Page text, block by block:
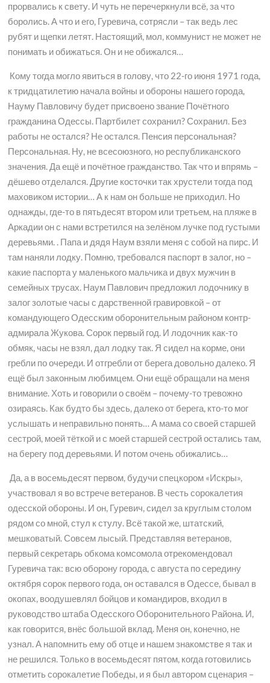
прорвались к свету. И чуть не перечеркнули всё, за что
боролись. А что и его, Гуревича, сотрясли – так ведь лес
рубят и щепки летят. Настоящий, мол, коммунист не может не
понимать и обижаться. Он и не обижался…
Кому тогда могло явиться в голову, что 22-го июня 1971 года,
к тридцатилетию начала войны и обороны нашего города,
Науму Павловичу будет присвоено звание Почётного
гражданина Одессы. Партбилет сохранил? Сохранил. Без
работы не остался? Не остался. Пенсия персональная?
Персональная. Ну, не всесоюзного, но республиканского
значения. Да ещё и почётное гражданство. Так что и впрямь –
дёшево отделался. Другие косточки так хрустели тогда под
маховиком истории… А к нам он больше не приходил. Но
однажды, где-то в пятьдесят втором или третьем, на пляже в
Аркадии он с нами встретился на зелёном лучке под густыми
деревьями. . Папа и дядя Наум взяли меня с собой на пирс. И
там наняли лодку. Помню, требовался паспорт в залог, но –
какие паспорта у маленького мальчика и двух мужчин в
семейных трусах. Наум Павлович предложил лодочнику в
залог золотые часы с дарственной гравировкой – от
командующего Одесским оборонительным районом контр-
адмирала Жукова. Сорок первый год. И лодочник как-то
обмяк, часы не взял, дал лодку так. Я сидел на корме, они
гребли по очереди. И отгребли от берега довольно далеко. Я
ещё был законным любимцем. Они ещё обращали на меня
внимание. Хоть и говорили о своём – почему-то тревожно
озираясь. Как будто бы здесь, далеко от берега, кто-то мог
услышать и неправильно понять… А мама со своей старшей
сестрой, моей тёткой и с моей старшей сестрой остались там,
на берегу под деревьями. И потом очень обижались…
Да, а в восемьдесят первом, будучи спецкором «Искры»,
участвовал я во встрече ветеранов. В честь сорокалетия
одесской обороны. И он, Гуревич, сидел за круглым столом
рядом со мной, стул к стулу. Всё такой же, штатский,
мешковатый. Совсем лысый. Представляя ветеранов,
первый секретарь обкома комсомола отрекомендовал
Гуревича так: всю оборону города, с августа по середину
октября сорок первого года, он оставался в Одессе, бывал в
окопах, воодушевлял бойцов и командиров, входил в
руководство штаба Одесского Оборонительного Района. И,
как говорится, внёс большой вклад. Меня он, конечно, не
узнал. А напомнить ему об отце и нашем знакомстве я так и
не решился. Только в восемьдесят пятом, когда готовились
отметить сорокалетие Победы, и я был автором сценария –